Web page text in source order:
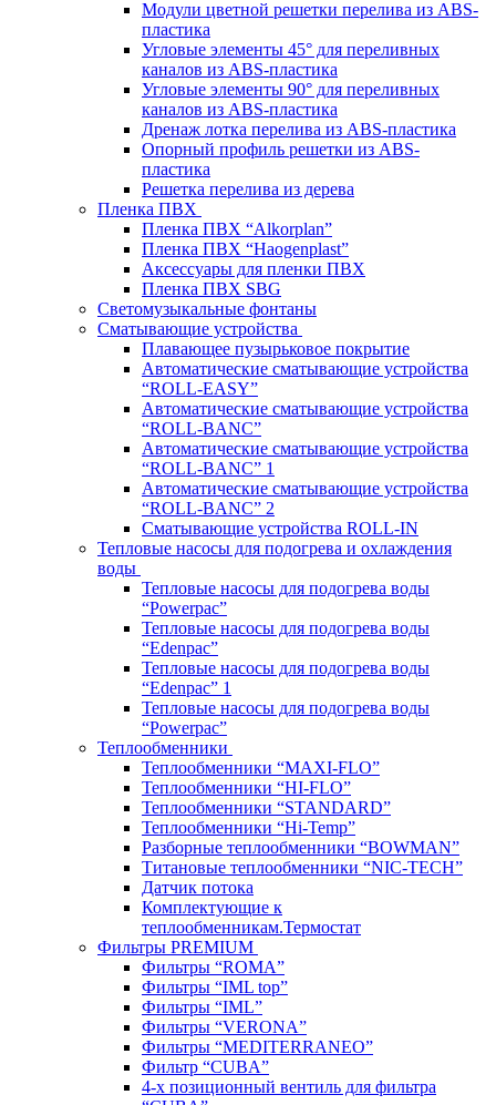
Модули цветной решетки перелива из ABS-
пластика
Угловые элементы 45° для переливных
каналов из ABS-пластика
Угловые элементы 90° для переливных
каналов из ABS-пластика
Дренаж лотка перелива из ABS-пластика
Опорный профиль решетки из ABS-
пластика
Решетка перелива из дерева
Пленка ПВХ
Пленка ПВХ “Alkorplan”
Пленка ПВХ “Haogenplast”
Аксессуары для пленки ПВХ
Пленка ПВХ SBG
Светомузыкальные фонтаны
Сматывающие устройства
Плавающее пузырьковое покрытие
Автоматические сматывающие устройства
“ROLL-EASY”
Автоматические сматывающие устройства
“ROLL-BANC”
Автоматические сматывающие устройства
“ROLL-BANC” 1
Автоматические сматывающие устройства
“ROLL-BANC” 2
Сматывающие устройства ROLL-IN
Тепловые насосы для подогрева и охлаждения
воды
Тепловые насосы для подогрева воды
“Powerpac”
Тепловые насосы для подогрева воды
“Edenpac”
Тепловые насосы для подогрева воды
“Edenpac” 1
Тепловые насосы для подогрева воды
“Powerpac”
Теплообменники
Теплообменники “MAXI-FLO”
Теплообменники “HI-FLO”
Теплообменники “STANDARD”
Теплообменники “Hi-Temp”
Разборные теплообменники “BOWMAN”
Титановые теплообменники “NIC-TECH”
Датчик потока
Комплектующие к
теплообменникам.Термостат
Фильтры PREMIUM
Фильтры “ROMA”
Фильтры “IML top”
Фильтры “IML”
Фильтры “VERONA”
Фильтры “MEDITERRANEO”
Фильтр “CUBA”
4-х позиционный вентиль для фильтра